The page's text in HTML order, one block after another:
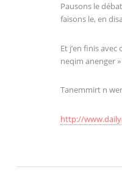
Pausons le
faisons le, en
Et j’en finis avec
neqim anenger »
Tanemmirt n
http://